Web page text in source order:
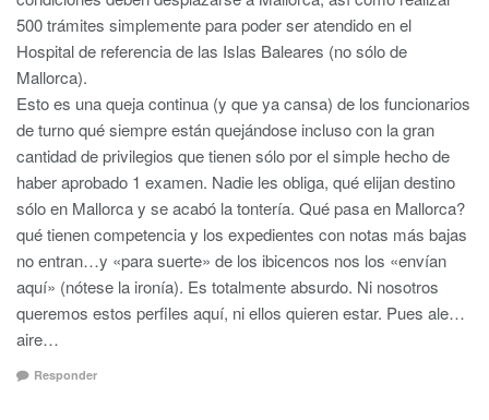
500 trámites simplemente para poder ser atendido en el
Hospital de referencia de las Islas Baleares (no sólo de
Mallorca).
Esto es una queja continua (y que ya cansa) de los funcionarios
de turno qué siempre están quejándose incluso con la gran
cantidad de privilegios que tienen sólo por el simple hecho de
haber aprobado 1 examen. Nadie les obliga, qué elijan destino
sólo en Mallorca y se acabó la tontería. Qué pasa en Mallorca?
qué tienen competencia y los expedientes con notas más bajas
no entran…y «para suerte» de los ibicencos nos los «envían
aquí» (nótese la ironía). Es totalmente absurdo. Ni nosotros
queremos estos perfiles aquí, ni ellos quieren estar. Pues ale…
aire…
Responder